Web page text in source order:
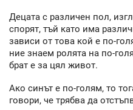
Децата с различен пол,
спорят, тъй като има
зависи от това кой е по-
ние знаем ролята на по-
брат е за цял живот.
Ако синът е по-голям, то
говори, че трябва да